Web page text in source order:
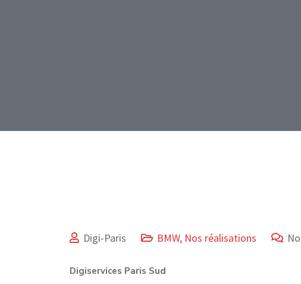
Digi-Paris BMW, Nos réalisations
Digiservices Paris Sud